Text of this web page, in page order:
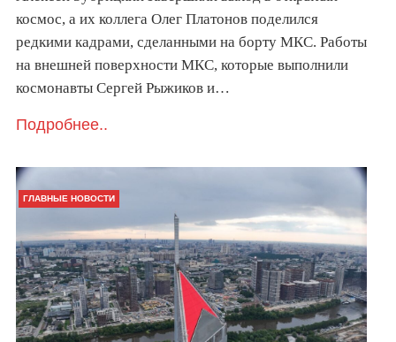
космос, а их коллега Олег Платонов поделился
редкими кадрами, сделанными на борту МКС. Работы
на внешней поверхности МКС, которые выполнили
космонавты Сергей Рыжиков и…
Подробнее..
ГЛАВНЫЕ НОВОСТИ